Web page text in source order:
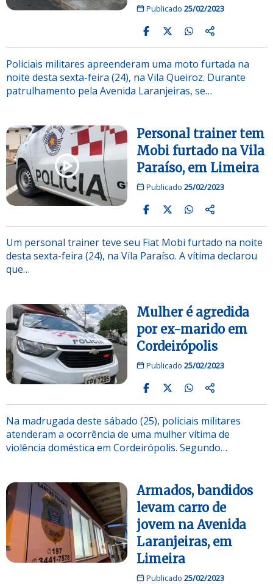
Publicado 25/02/2023
Policiais militares apreenderam uma moto furtada na
noite desta sexta-feira (24), na Vila Queiroz. Durante
patrulhamento pela Avenida Laranjeiras, se…
Personal trainer tem
Mobi furtado na Vila
Paraíso, em Limeira
Publicado 25/02/2023
Um personal trainer teve seu Fiat Mobi furtado na noite
desta sexta-feira (24), na Vila Paraíso. A vítima declarou
que…
Mulher é agredida
por ex-marido em
Cordeirópolis
Publicado 25/02/2023
Na madrugada deste sábado (25), policiais militares
atenderam a ocorrência de uma mulher vítima de
violência doméstica em Cordeirópolis. Segundo…
Armados, bandidos
levam carro de
jovem na Avenida
Laranjeiras, em
Limeira
Publicado 25/02/2023